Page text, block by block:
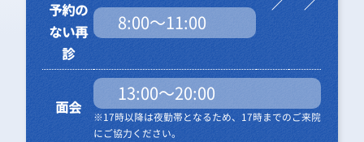
予約の
ない再
診
8:00～11:00
面会
13:00～20:00
※17時以降は夜勤帯となるため、17時までのご来院
にご協力ください。